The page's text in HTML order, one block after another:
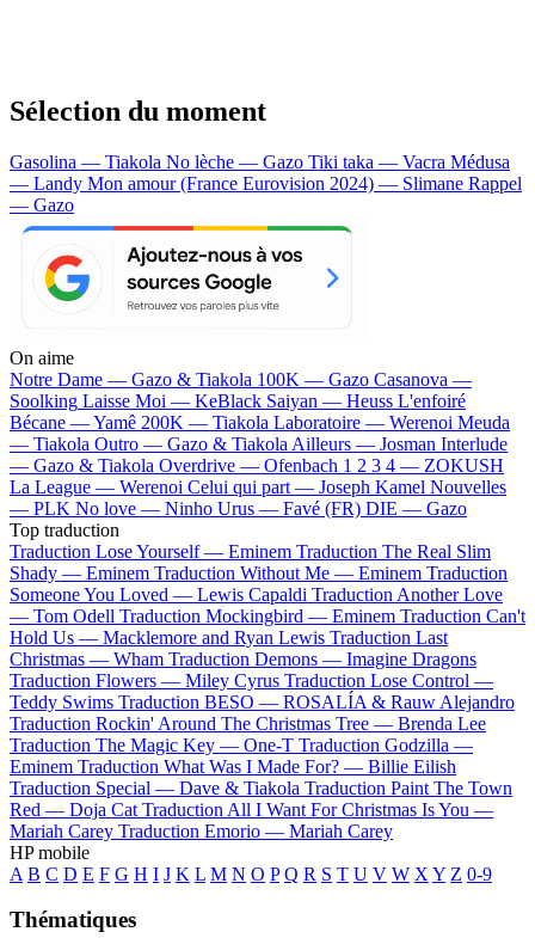
Sélection du moment
Gasolina — Tiakola No lèche — Gazo Tiki taka — Vacra Médusa
— Landy Mon amour (France Eurovision 2024) — Slimane Rappel
— Gazo
On aime
Notre Dame — Gazo & Tiakola 100K — Gazo Casanova —
Soolking Laisse Moi — KeBlack Saiyan — Heuss L'enfoiré
Bécane —Yamê 200K — Tiakola Laboratoire — Werenoi Meuda
— Tiakola Outro — Gazo & Tiakola Ailleurs — Josman Interlude
— Gazo & Tiakola Overdrive — Ofenbach 1 2 3 4 — ZOKUSH
La League — Werenoi Celui qui part — Joseph Kamel Nouvelles
— PLK No love — Ninho Urus — Favé (FR) DIE — Gazo
Top traduction
Traduction Lose Yourself — Eminem Traduction The Real Slim
Shady — Eminem Traduction Without Me — Eminem Traduction
Someone You Loved — Lewis Capaldi Traduction Another Love
— Tom Odell Traduction Mockingbird — Eminem Traduction Can't
Hold Us — Macklemore and Ryan Lewis Traduction Last
Christmas — Wham Traduction Demons — Imagine Dragons
Traduction Flowers — Miley Cyrus Traduction Lose Control —
Teddy Swims Traduction BESO — ROSALÍA & Rauw Alejandro
Traduction Rockin' Around The Christmas Tree — Brenda Lee
Traduction The Magic Key — One-T Traduction Godzilla —
Eminem Traduction What Was I Made For? — Billie Eilish
Traduction Special — Dave & Tiakola Traduction Paint The Town
Red — Doja Cat Traduction All I Want For Christmas Is You —
Mariah Carey Traduction Emorio — Mariah Carey
HP mobile
A B C D E F G H I J K L M N O P Q R S T U V W X Y Z 0-9
Thématiques